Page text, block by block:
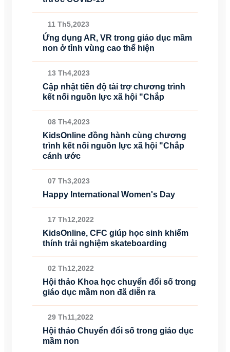
11 Th5,2023
Ứng dụng AR, VR trong giáo dục mầm
non ở tỉnh vùng cao thể hiện
13 Th4,2023
Cập nhật tiến độ tài trợ chương trình
kết nối nguồn lực xã hội "Chắp
08 Th4,2023
KidsOnline đồng hành cùng chương
trình kết nối nguồn lực xã hội "Chắp
cánh ước
07 Th3,2023
Happy International Women's Day
17 Th12,2022
KidsOnline, CFC giúp học sinh khiếm
thính trải nghiệm skateboarding
02 Th12,2022
Hội thảo Khoa học chuyển đổi số trong
giáo dục mầm non đã diễn ra
29 Th11,2022
Hội thảo Chuyển đổi số trong giáo dục
mầm non